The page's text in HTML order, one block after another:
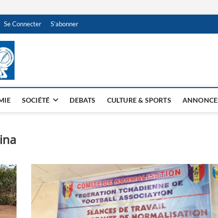
Se Connecter S’abonner
NDJAMENA HEBDO
SOCIÉTÉ DEBATS CULTURE & SPORTS